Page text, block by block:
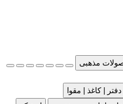
مذهبی
دفتر | کاغذ | مقوا